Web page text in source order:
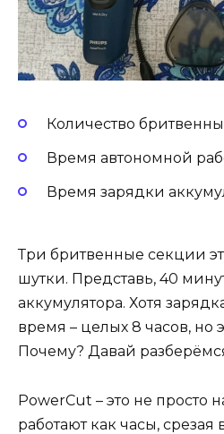
Количество
Время автономной
Время зарядки
Три бритвенные секции
шутки. Представь, 40
аккумулятора. Хотя
время – целых 8 часов, но
Почему? Давай
PowerCut – это не просто
работают как часы, срезая